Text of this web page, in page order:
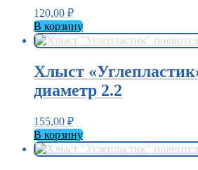
120,00 ₽
В корзину
Хлыст
диаметр 2.2
155,00 ₽
В корзину